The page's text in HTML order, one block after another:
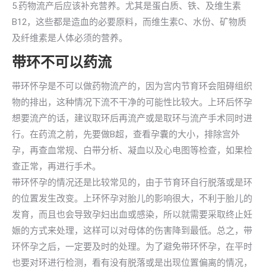
5.药物流产后应该补充营养。尤其是蛋白质、铁、及维生素
B12，这些都是造血的必要原料，而维生素C、水份、矿物质
及纤维素是人体必须的营养。
带环不可以药流
带环怀孕是不可以做药物流产的，因为宫内节育环会阻碍组织
物的排出，这种情况下流不干净的可能性比较大。上环后怀孕
想要流产的话，建议取环后再流产或是取环与流产手术同时进
行。在药流之前，先要做B超，查看孕囊的大小，排除宫外
孕，再查血常规、白带分析、凝血以及心电图等检查，如果检
查正常，再进行手术。
带环怀孕的情况还是比较常见的，由于节育环自行脱落或是环
的位置发生改变。上环怀孕对胎儿的影响很大，不利于胎儿的
发育，而且也会导致孕妇出血或感染，所以就需要采取终止妊
娠的方式来处理，这样可以对母体的伤害降到最低。总之，带
环怀孕之后，一定要及时的处理。为了避免带环怀孕，在平时
也要对环进行检测，看有没有脱落或是出现位置偏离的情况，